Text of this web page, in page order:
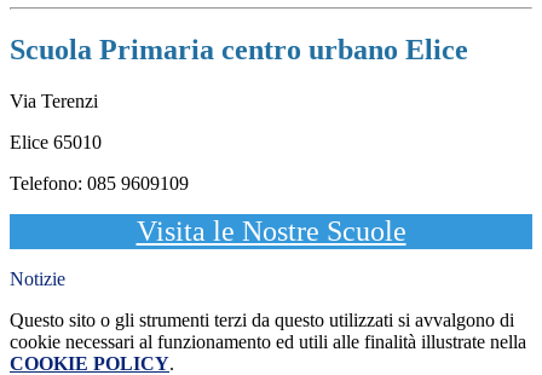
Scuola Primaria centro urbano Elice
Via Terenzi
Elice 65010
Telefono: 085 9609109
Visita le Nostre Scuole
Notizie
Questo sito o gli strumenti terzi da questo utilizzati si avvalgono di
cookie necessari al funzionamento ed utili alle finalità illustrate nella
COOKIE POLICY.